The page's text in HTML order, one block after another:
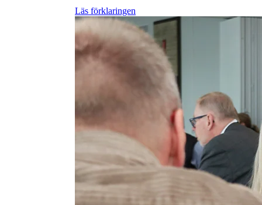
Läs förklaringen